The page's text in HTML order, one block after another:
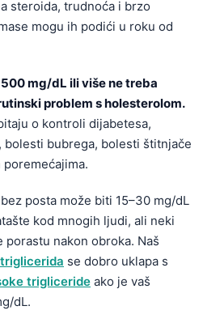
steroida, trudnoća i brzo
mogu ih podići u roku od
mg/dL ili više ne treba
problem s holesterolom.
o kontroli dijabetesa,
bolesti bubrega, bolesti štitnjače
posta može biti 15–30 mg/dL
kod mnogih ljudi, ali neki
porastu nakon obroka. Naš
se dobro uklapa s
trigliceride ako je vaš
dL.